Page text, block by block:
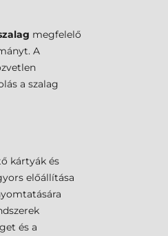
megfelelő
A
a szalag
kártyák és
előállítása
és a